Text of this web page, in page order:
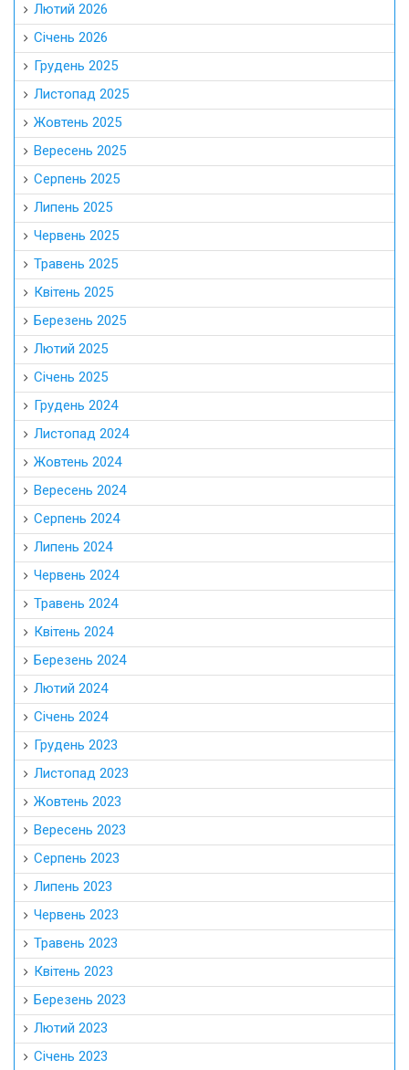
Лютий 2026
Січень 2026
Грудень 2025
Листопад 2025
Жовтень 2025
Вересень 2025
Серпень 2025
Липень 2025
Червень 2025
Травень 2025
Квітень 2025
Березень 2025
Лютий 2025
Січень 2025
Грудень 2024
Листопад 2024
Жовтень 2024
Вересень 2024
Серпень 2024
Липень 2024
Червень 2024
Травень 2024
Квітень 2024
Березень 2024
Лютий 2024
Січень 2024
Грудень 2023
Листопад 2023
Жовтень 2023
Вересень 2023
Серпень 2023
Липень 2023
Червень 2023
Травень 2023
Квітень 2023
Березень 2023
Лютий 2023
Січень 2023